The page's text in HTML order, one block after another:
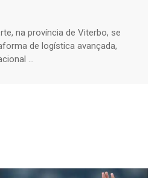
na província de Viterbo, se
de logística avançada,
...